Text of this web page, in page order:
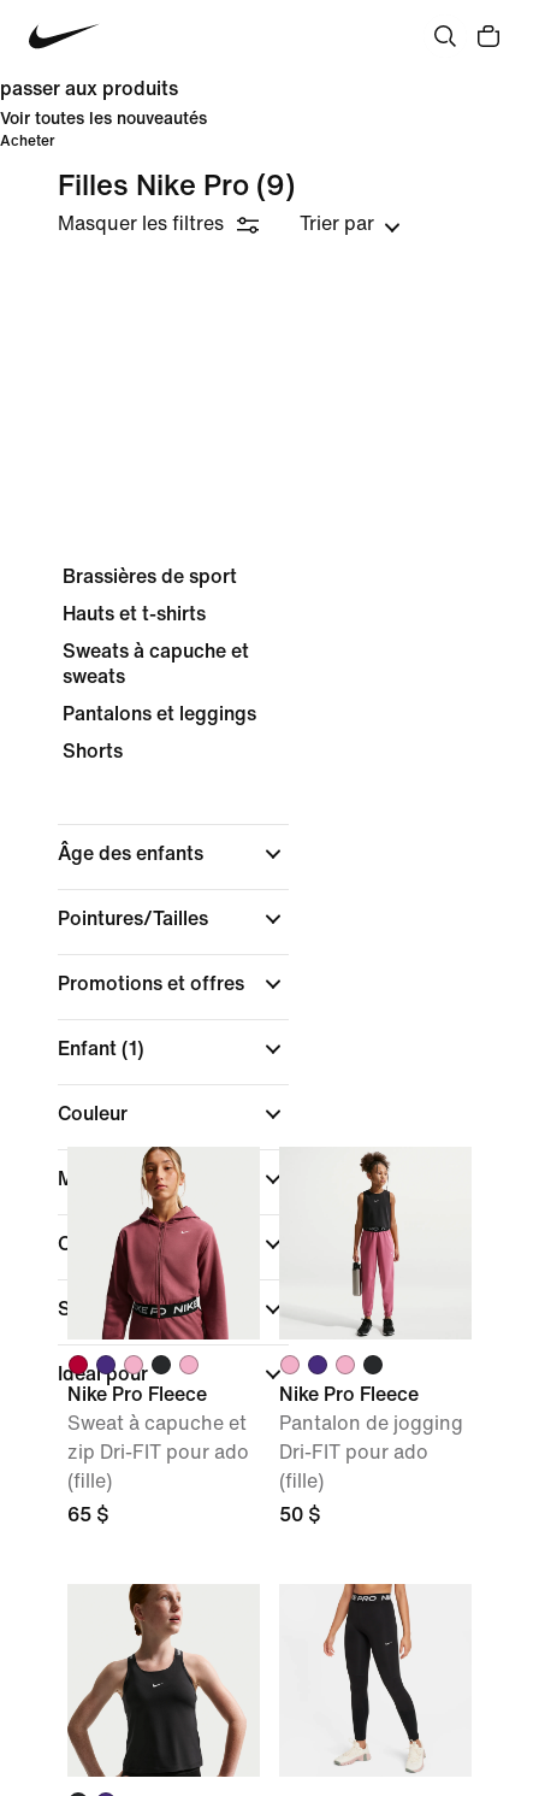
passer aux produits
Voir toutes les nouveautés
Acheter
Filles Nike Pro (9)
Masquer les filtres Trier par
Brassières de sport
Hauts et t-shirts
Sweats à capuche et
sweats
Pantalons et leggings
Shorts
Âge des enfants
Pointures/Tailles
Promotions et offres
Enfant (1)
Couleur
Marque (1)
Collections
Sport
Idéal pour
Nike Pro Fleece
Sweat à capuche et
zip Dri-FIT pour ado
(fille)
65 $
Nike Pro Fleece
Pantalon de jogging
Dri-FIT pour ado
(fille)
50 $